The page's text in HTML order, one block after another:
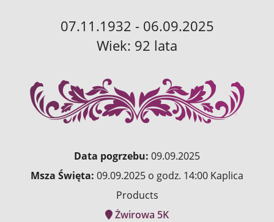
07.11.1932 - 06.09.2025
Wiek: 92 lata
Data pogrzebu: 09.09.2025
Msza Święta: 09.09.2025 o godz. 14:00 Kaplica
Products
Żwirowa 5K